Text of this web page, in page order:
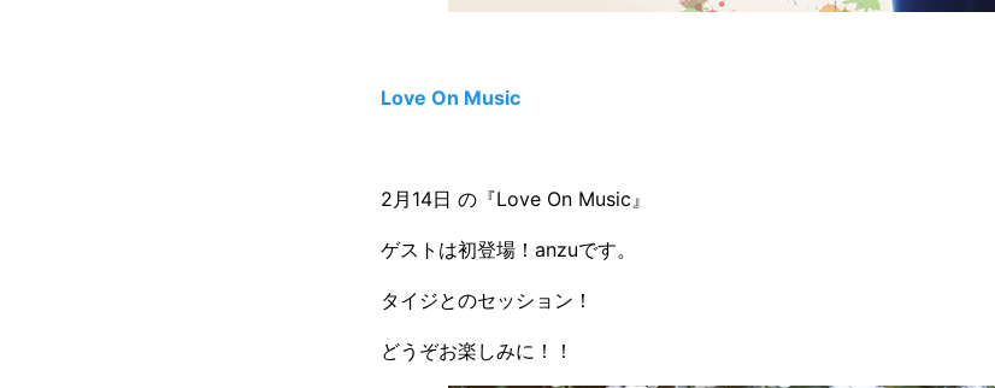
Love On Music
2月14日 の『Love On Music』
ゲストは初登場！anzuです。
タイジとのセッション！
どうぞお楽しみに！！